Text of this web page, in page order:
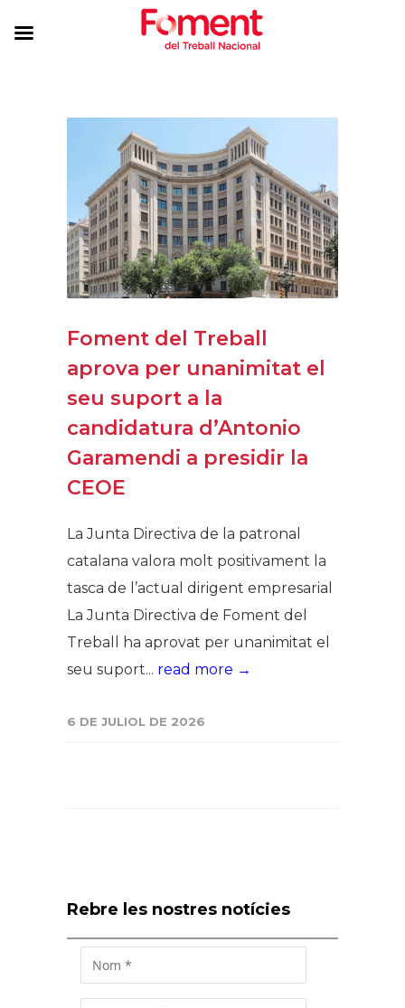
Foment del Treball
aprova per unanimitat el
seu suport a la
candidatura d’Antonio
Garamendi a presidir la
CEOE
La Junta Directiva de la patronal
catalana valora molt positivament la
tasca de l’actual dirigent empresarial
La Junta Directiva de Foment del
Treball ha aprovat per unanimitat el
seu suport... read more →
6 DE JULIOL DE 2026
Rebre les nostres notícies